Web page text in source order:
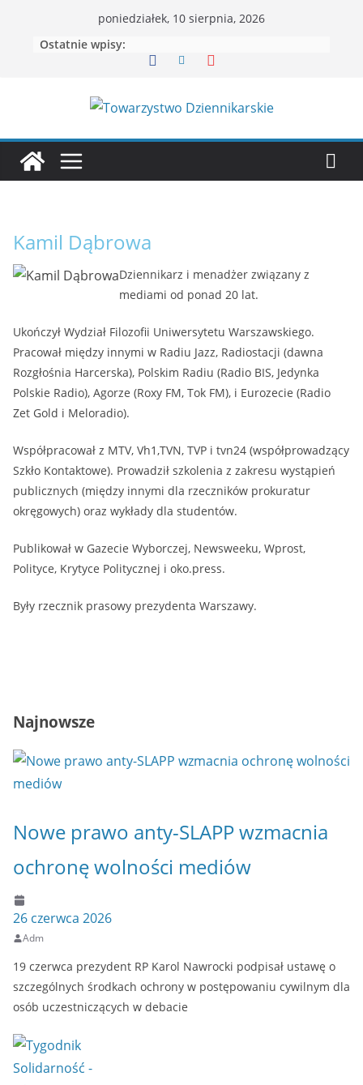
poniedziałek, 10 sierpnia, 2026
Ostatnie wpisy:
Kamil Dąbrowa
Dziennikarz i menadżer związany z
mediami od ponad 20 lat.
Ukończył Wydział Filozofii Uniwersytetu Warszawskiego.
Pracował między innymi w Radiu Jazz, Radiostacji (dawna
Rozgłośnia Harcerska), Polskim Radiu (Radio BIS, Jedynka
Polskie Radio), Agorze (Roxy FM, Tok FM), i Eurozecie (Radio
Zet Gold i Meloradio).
Współpracował z MTV, Vh1,TVN, TVP i tvn24 (współprowadzący
Szkło Kontaktowe). Prowadził szkolenia z zakresu wystąpień
publicznych (między innymi dla rzeczników prokuratur
okręgowych) oraz wykłady dla studentów.
Publikował w Gazecie Wyborczej, Newsweeku, Wprost,
Polityce, Krytyce Politycznej i oko.press.
Były rzecznik prasowy prezydenta Warszawy.
Najnowsze
Nowe prawo anty-SLAPP wzmacnia
ochronę wolności mediów
26 czerwca 2026
Adm
19 czerwca prezydent RP Karol Nawrocki podpisał ustawę o
szczególnych środkach ochrony w postępowaniu cywilnym dla
osób uczestniczących w debacie